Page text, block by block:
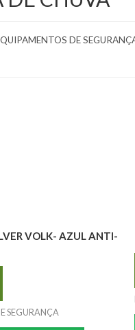
DE
VOLK- AZUL ANTI-
SEGURANÇA